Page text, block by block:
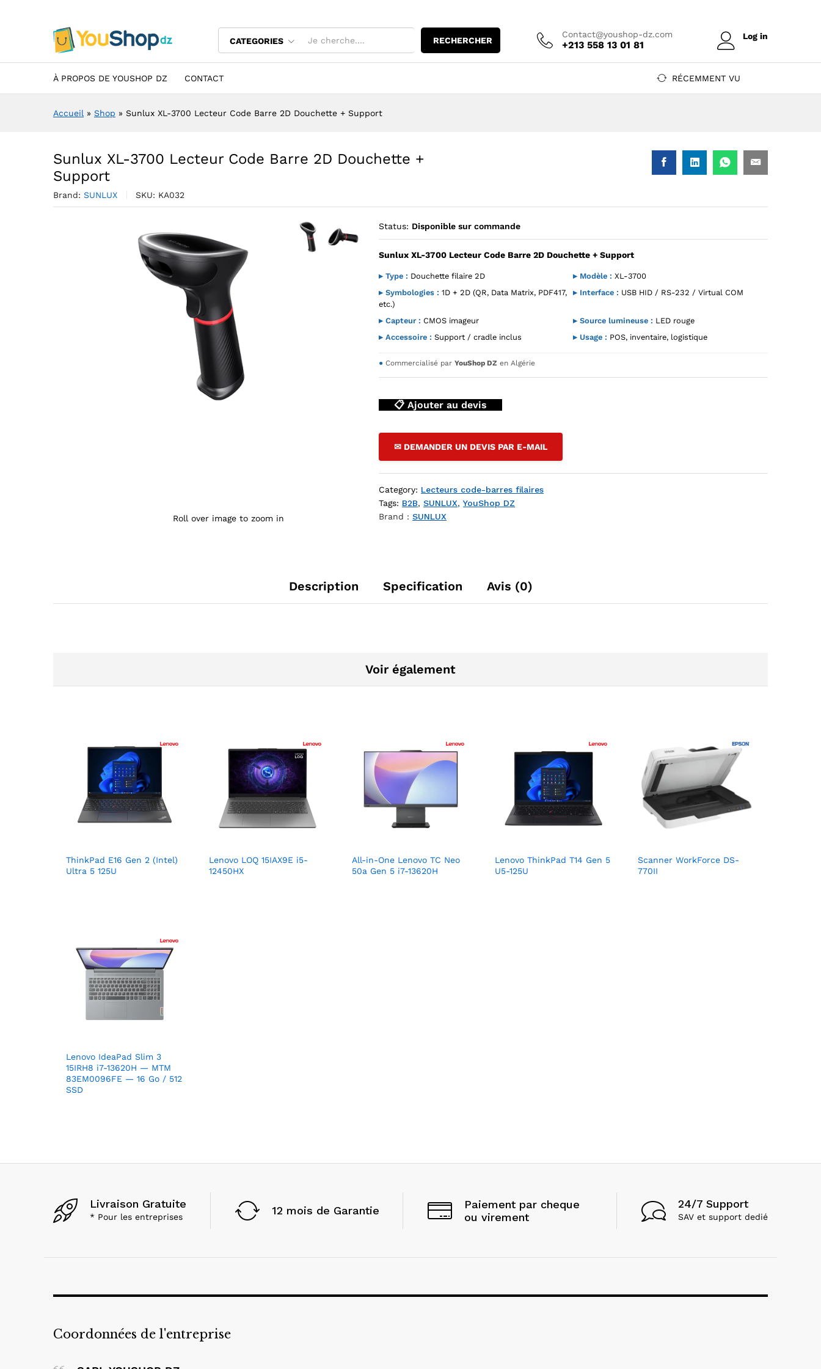
CATEGORIES RECHERCHER
Contact@youshop-dz.com
+213 558 13 01 81
Log in
À PROPOS DE YOUSHOP DZ CONTACT RÉCEMMENT VU
Accueil » Shop » Sunlux XL-3700 Lecteur Code Barre 2D Douchette + Support
Sunlux XL-3700 Lecteur Code Barre 2D Douchette +
Support
Brand: SUNLUX SKU: KA032
Agrandir l’image : Sunlux XL-3700 Lecteur Code Barre 2D Douchette + Support — YouShop DZ
Agrandir l’image : Sunlux XL-3700 Lecteur Code Barre 2D Douchette + Support — YouShop DZ
Roll over image to zoom in
Status: Disponible sur commande
Sunlux XL-3700 Lecteur Code Barre 2D Douchette + Support
▸ Type : Douchette filaire 2D ▸ Modèle : XL-3700
▸ Symbologies : 1D + 2D (QR, Data Matrix, PDF417,
etc.)
▸ Interface : USB HID / RS-232 / Virtual COM
▸ Capteur : CMOS imageur ▸ Source lumineuse : LED rouge
▸ Accessoire : Support / cradle inclus ▸ Usage : POS, inventaire, logistique
● Commercialisé parYouShop DZ en Algérie
📋 Ajouter au devis
✉ DEMANDER UN DEVIS PAR E-MAIL
Category: Lecteurs code-barres filaires
Tags: B2B,SUNLUX,YouShop DZ
Brand :SUNLUX
Description Specification Avis (0)
Voir également
ThinkPad E16 Gen 2 (Intel)
Ultra 5 125U
Lenovo LOQ 15IAX9E i5-
12450HX
All-in-One Lenovo TC Neo
50a Gen 5 i7-13620H
Lenovo ThinkPad T14 Gen 5
U5-125U
Scanner WorkForce DS-
770II
Lenovo IdeaPad Slim 3
15IRH8 i7-13620H — MTM
83EM0096FE — 16 Go / 512
SSD
Livraison Gratuite
* Pour les entreprises 12 mois de Garantie
Paiement par cheque
ou virement
24/7 Support
SAV et support dedié
Coordonnées de l'entreprise